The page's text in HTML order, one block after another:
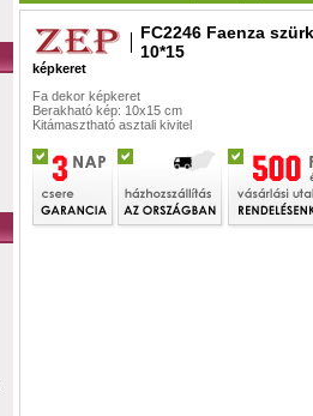
FC2246 Faenza
10*15
képkeret
Fa dekor képkeret
Berakható kép: 10x15 cm
Kitámasztható asztali kivitel